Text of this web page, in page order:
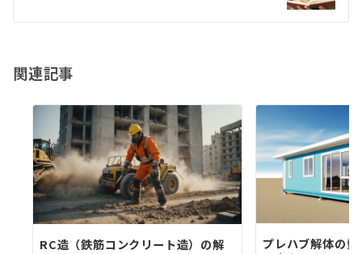
シ
ン
関連記事
RC造（鉄筋コンクリート造）の解
プレハブ解体の